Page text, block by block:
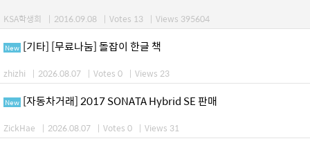
KSA학생회 | 2016.09.08 | Votes 13 | Views 395604
New [기타] [무료나눔] 돌잡이 한글 책
zhizhi | 2026.08.07 | Votes 0 | Views 23
New [자동차거래] 2017 SONATA Hybrid SE 판매
ZickHae | 2026.08.07 | Votes 0 | Views 31